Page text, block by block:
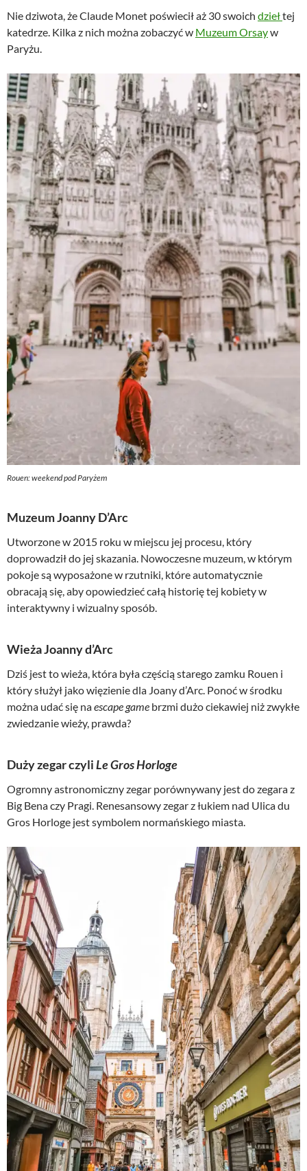
Nie dziwota, że Claude Monet poświecił aż 30 swoich dziełtej
katedrze. Kilka z nich można zobaczyć w Muzeum Orsayw
Paryżu.
Rouen: weekend pod Paryżem
Muzeum Joanny D’Arc
Utworzone w 2015 roku w miejscu jej procesu, który
doprowadził do jej skazania. Nowoczesne muzeum, w którym
pokoje są wyposażone w rzutniki, które automatycznie
obracają się, aby opowiedzieć całą historię tej kobiety w
interaktywny i wizualny sposób.
Wieża Joanny d’Arc
Dziś jest to wieża, która była częścią starego zamku Rouen i
który służył jako więzienie dla Joany d’Arc. Ponoć w środku
można udać się naescape game brzmi dużo ciekawiej niż zwykłe
zwiedzanie wieży, prawda?
Duży zegar czyliLe Gros Horloge
Ogromny astronomiczny zegar porównywany jest do zegara z
Big Bena czy Pragi. Renesansowy zegar z łukiem nad Ulica du
Gros Horloge jest symbolem normańskiego miasta.